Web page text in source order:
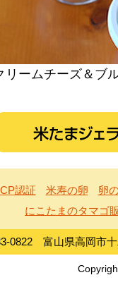
リームチーズ＆ブ
認証 米寿の卵
卵
にこたまのタマゴ
富山県高岡市十